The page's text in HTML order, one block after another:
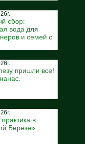
сбор:
вода для
и семей с
пришли все!
в
Берёзе»